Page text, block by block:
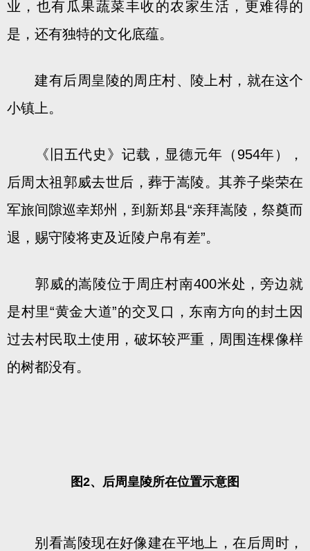
业，也有瓜果蔬菜丰收的农家生活，更难得的
是，还有独特的文化底蕴。
建有后周皇陵的周庄村、陵上村，就在这个
小镇上。
《旧五代史》记载，显德元年（954年），
后周太祖郭威去世后，葬于嵩陵。其养子柴荣在
军旅间隙巡幸郑州，到新郑县“亲拜嵩陵，祭奠而
退，赐守陵将吏及近陵户帛有差”。
郭威的嵩陵位于周庄村南400米处，旁边就
是村里“黄金大道”的交叉口，东南方向的封土因
过去村民取土使用，破坏较严重，周围连棵像样
的树都没有。
图2、后周皇陵所在位置示意图
别看嵩陵现在好像建在平地上，在后周时，